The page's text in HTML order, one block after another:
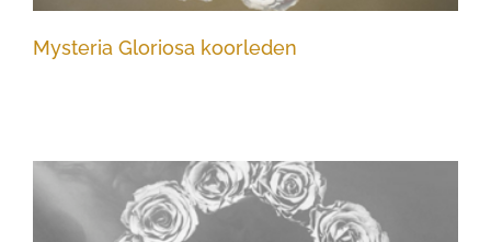
Mysteria Gloriosa koorleden